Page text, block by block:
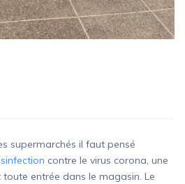
supermarchés il faut pensé
contre le virus corona, une
entrée dans le magasin. Le